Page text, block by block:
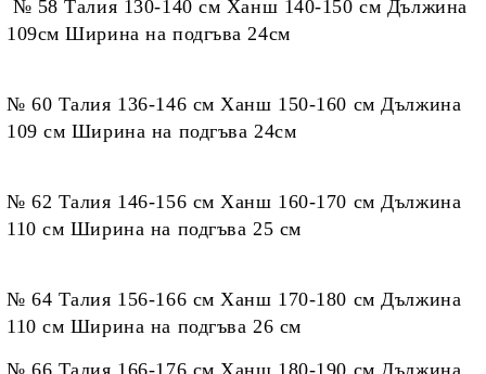
№ 58 Талия 130-140 см Ханш 140-150 см Дължина
109см Ширина на подгъва 24см
№ 60 Талия 136-146 см Ханш 150-160 см Дължина
109 см Ширина на подгъва 24см
№ 62 Талия 146-156 см Ханш 160-170 см Дължина
110 см Ширина на подгъва 25 см
№ 64 Талия 156-166 см Ханш 170-180 см Дължина
110 см Ширина на подгъва 26 см
№ 66 Талия 166-176 см Ханш 180-190 см Дължина